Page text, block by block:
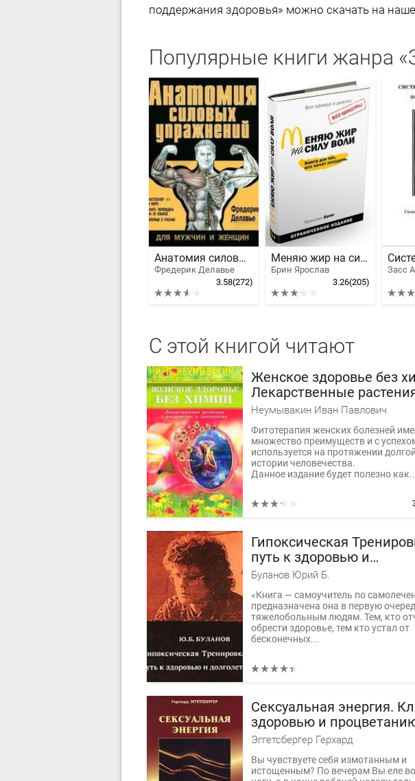
поддержания здоровья» можно скачать на
Популярные книги жанра
Анатомия силовых упражнений
Фредерик Делавье
3.58(272)
Меняю жир на силу воли
Брин Ярослав
3.26(205)
С этой книгой читают
Женское здоровье без
Лекарственные
акушерстве и
Неумывакин Иван Павлович
Фитотерапия женских болезней
множество преимуществ и с
используется на протяжении долгой
истории человечества.
Данное издание будет полезно
Гипоксическая
путь к здоровью и
долголетию
Буланов Юрий Б.
«Книга — самоучитель по
предназначена она в первую
тяжелобольным людям. Тем, кто
обрести здоровье, тем кто устал от
бесконечных...
Сексуальная энергия.
здоровью и
Эггетсбергер Герхард
Вы чувствуете себя измотанным и
истощен­ным? По вечерам Вы еле